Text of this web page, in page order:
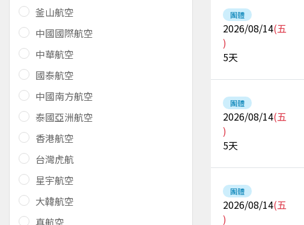
釜山航空
中國國際航空
中華航空
國泰航空
中國南方航空
泰國亞洲航空
香港航空
台灣虎航
星宇航空
大韓航空
真航空
團體
2026/08/14(五
)
5天
團體
2026/08/14(五
)
5天
團體
2026/08/14(五
)